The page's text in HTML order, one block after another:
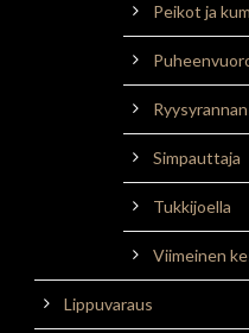
Peikot ja
Simpauttaja
Tukkijoella
Viimeinen
Lippuvaraus